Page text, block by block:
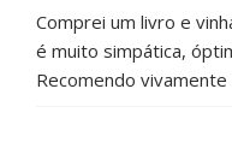
Comprei um livro e
é muito simpática,
Recomendo vivamente